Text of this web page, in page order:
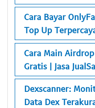
Cara Bayar
Top Up
Cara Main
Gratis | Jasa
Dexscanner:
Data Dex